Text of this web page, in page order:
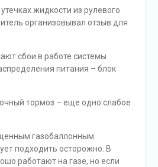
жидкости из рулевого
организовывал отзыв для
сбои в работе системы
питания – блок
тормоз – еще одно слабое
газобаллонным
подходить осторожно. В
работают на газе, но если